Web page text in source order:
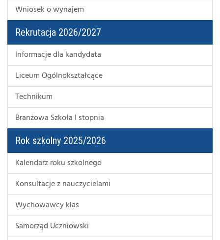
Wniosek o wynajem
Rekrutacja 2026/2027
Informacje dla kandydata
Liceum Ogólnokształcące
Technikum
Branżowa Szkoła I stopnia
Rok szkolny 2025/2026
Kalendarz roku szkolnego
Konsultacje z nauczycielami
Wychowawcy klas
Samorząd Uczniowski